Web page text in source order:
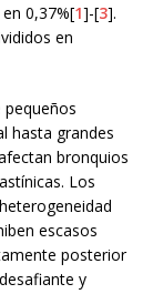
0,37%[1]-[3].
en
pequeños
hasta grandes
bronquios
Los
escasos
posterior
y